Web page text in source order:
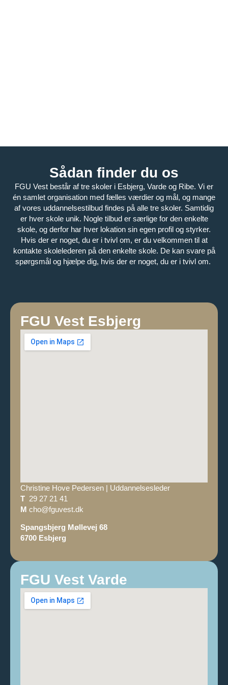
Sådan finder du os
FGU Vest består af tre skoler i Esbjerg, Varde og Ribe. Vi er
én samlet organisation med fælles værdier og mål, og mange
af vores uddannelsestilbud findes på alle tre skoler. Samtidig
er hver skole unik. Nogle tilbud er særlige for den enkelte
skole, og derfor har hver lokation sin egen profil og styrker.
Hvis der er noget, du er i tvivl om, er du velkommen til at
kontakte skolelederen på den enkelte skole. De kan svare på
spørgsmål og hjælpe dig, hvis der er noget, du er i tvivl om.
FGU Vest Esbjerg
Christine Hove Pedersen | Uddannelsesleder
T 29 27 21 41
M cho@fguvest.dk
Spangsbjerg Møllevej 68
6700 Esbjerg
FGU Vest Varde